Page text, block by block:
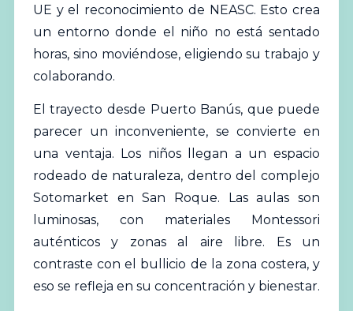
UE y el reconocimiento de NEASC. Esto crea
un entorno donde el niño no está sentado
horas, sino moviéndose, eligiendo su trabajo y
colaborando.
El trayecto desde Puerto Banús, que puede
parecer un inconveniente, se convierte en
una ventaja. Los niños llegan a un espacio
rodeado de naturaleza, dentro del complejo
Sotomarket en San Roque. Las aulas son
luminosas, con materiales Montessori
auténticos y zonas al aire libre. Es un
contraste con el bullicio de la zona costera, y
eso se refleja en su concentración y bienestar.